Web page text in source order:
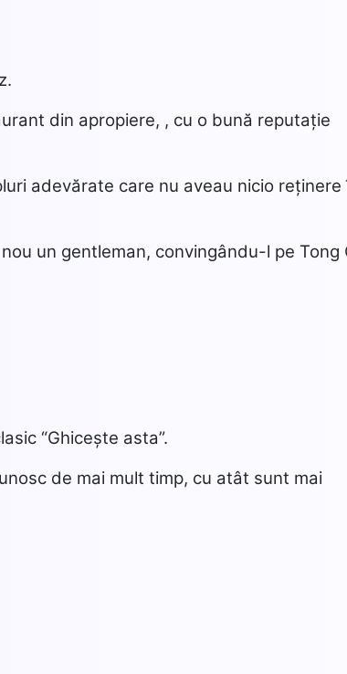
din apropiere, , cu o bună reputație
adevărate care nu aveau nicio
un gentleman, convingându-l pe Tong
“Ghicește asta”.
de mai mult timp, cu atât sunt mai